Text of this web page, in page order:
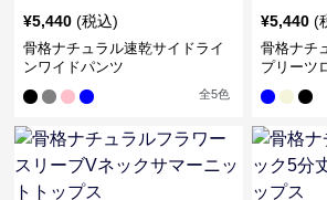
¥5,440 (税込)
骨格ナチュラル速乾サイドライ
ンワイドパンツ
全5色
¥5,440 (
骨格ナチ
プリーツ